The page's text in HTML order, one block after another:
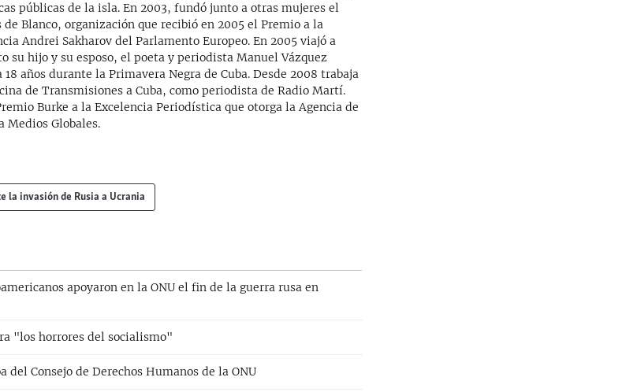
públicas de la isla. En 2003, fundó junto a otras mujeres el
Blanco, organización que recibió en 2005 el Premio a la
Andrei Sakharov del Parlamento Europeo. En 2005 viajó a
su hijo y su esposo, el poeta y periodista Manuel Vázquez
años durante la Primavera Negra de Cuba. Desde 2008 trabaja
de Transmisiones a Cuba, como periodista de Radio Martí.
Burke a la Excelencia Periodística que otorga la Agencia de
Medios Globales.
la invasión de Rusia a Ucrania
apoyaron en la ONU el fin de la guerra rusa en
"los horrores del socialismo"
del Consejo de Derechos Humanos de la ONU